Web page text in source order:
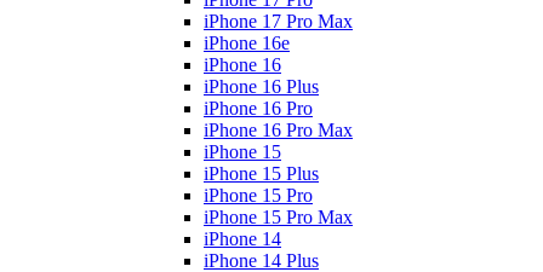
iPhone 17 Pro Max
iPhone 16e
iPhone 16
iPhone 16 Plus
iPhone 16 Pro
iPhone 16 Pro Max
iPhone 15
iPhone 15 Plus
iPhone 15 Pro
iPhone 15 Pro Max
iPhone 14
iPhone 14 Plus